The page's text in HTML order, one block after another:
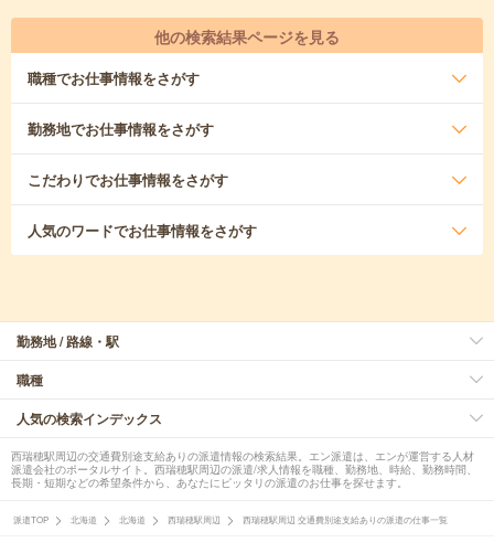
他の検索結果ページを見る
職種でお仕事情報をさがす
勤務地でお仕事情報をさがす
こだわりでお仕事情報をさがす
人気のワードでお仕事情報をさがす
勤務地 / 路線・駅
職種
人気の検索インデックス
西瑞穂駅周辺の交通費別途支給ありの派遣情報の検索結果。エン派遣は、エンが運営する人材
派遣会社のポータルサイト。西瑞穂駅周辺の派遣/求人情報を職種、勤務地、時給、勤務時間、
長期・短期などの希望条件から、あなたにピッタリの派遣のお仕事を探せます。
派遣TOP 北海道 北海道 西瑞穂駅周辺 西瑞穂駅周辺 交通費別途支給ありの派遣の仕事一覧